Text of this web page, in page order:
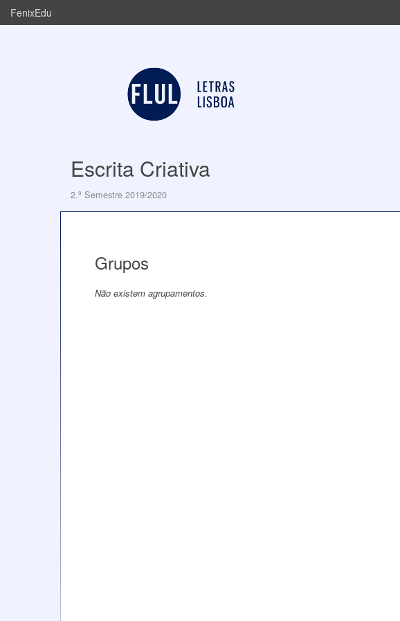
FenixEdu
Escrita Criativa
2.º Semestre 2019/2020
Grupos
Não existem agrupamentos.